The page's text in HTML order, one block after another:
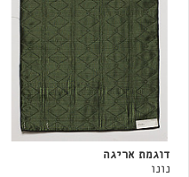
דוגמת אריגה
נונו